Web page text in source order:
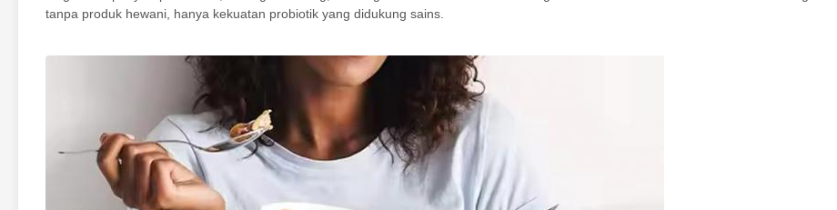
tanpa produk hewani, hanya kekuatan probiotik yang didukung sains.